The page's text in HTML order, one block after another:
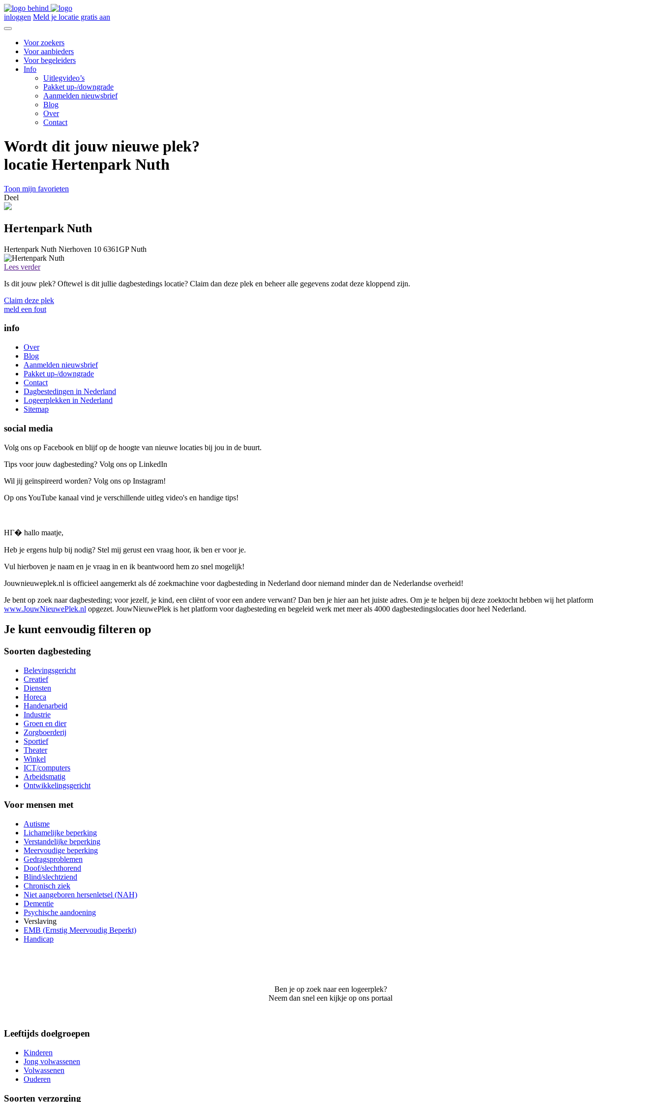
inloggen Meld je locatie gratis aan
Voor zoekers
Voor aanbieders
Voor begeleiders
Info
Uitlegvideo’s
Pakket up-/downgrade
Aanmelden nieuwsbrief
Blog
Over
Contact
Wordt dit jouw nieuwe plek?
locatie Hertenpark Nuth
Toon mijn favorieten
Deel
Hertenpark Nuth
Hertenpark Nuth Nierhoven 10 6361GP Nuth
Lees verder
Is dit jouw plek? Oftewel is dit jullie dagbestedings locatie? Claim dan deze plek en beheer alle gegevens zodat deze kloppend zijn.
Claim deze plek
meld een fout
info
Over
Blog
Aanmelden nieuwsbrief
Pakket up-/downgrade
Contact
Dagbestedingen in Nederland
Logeerplekken in Nederland
Sitemap
social media
Volg ons op Facebook en blijf op de hoogte van nieuwe locaties bij jou in de buurt.
Tips voor jouw dagbesteding? Volg ons op LinkedIn
Wil jij geïnspireerd worden? Volg ons op Instagram!
Op ons YouTube kanaal vind je verschillende uitleg video's en handige tips!
HГ� hallo maatje,
Heb je ergens hulp bij nodig? Stel mij gerust een vraag hoor, ik ben er voor je.
Vul hierboven je naam en je vraag in en ik beantwoord hem zo snel mogelijk!
Jouwnieuweplek.nl is officieel aangemerkt als dé zoekmachine voor dagbesteding in Nederland door niemand minder dan de Nederlandse overheid!
Je bent op zoek naar dagbesteding; voor jezelf, je kind, een cliënt of voor een andere verwant? Dan ben je hier aan het juiste adres. Om je te helpen bij deze zoektocht hebben wij het platform
www.JouwNieuwePlek.nl opgezet. JouwNieuwePlek is het platform voor dagbesteding en begeleid werk met meer als 4000 dagbestedingslocaties door heel Nederland.
Je kunt eenvoudig filteren op
Soorten dagbesteding
Belevingsgericht
Creatief
Diensten
Horeca
Handenarbeid
Industrie
Groen en dier
Zorgboerderij
Sportief
Theater
Winkel
ICT/computers
Arbeidsmatig
Ontwikkelingsgericht
Voor mensen met
Autisme
Lichamelijke beperking
Verstandelijke beperking
Meervoudige beperking
Gedragsproblemen
Doof/slechthorend
Blind/slechtziend
Chronisch ziek
Niet aangeboren hersenletsel (NAH)
Dementie
Psychische aandoening
Verslaving
EMB (Ernstig Meervoudig Beperkt)
Handicap
Ben je op zoek naar een logeerplek?
Neem dan snel een kijkje op ons portaal
Leeftijds doelgroepen
Kinderen
Jong volwassenen
Volwassenen
Ouderen
Soorten verzorging